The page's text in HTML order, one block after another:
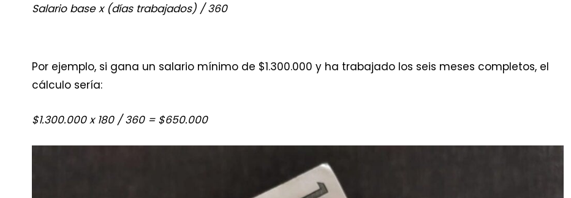
Salario base x (días trabajados) / 360
Por ejemplo, si gana un salario mínimo de $1.300.000 y ha trabajado los seis meses completos, el
cálculo sería:
$1.300.000 x 180 / 360 = $650.000